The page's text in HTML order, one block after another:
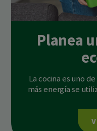
Planea
La cocina es uno
más energía se